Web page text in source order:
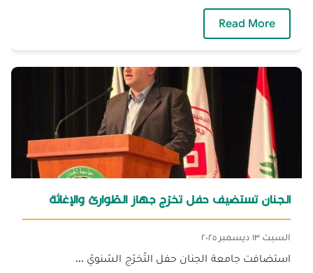
Read More
الجنان تستضيف حفل تخرّج جهاز الطّوارئ والإغاثة
السبت ١٣ ديسمبر ٢٠٢٥
استضافت جامعة الجنان حفل التّخرّج السّنويّ ...